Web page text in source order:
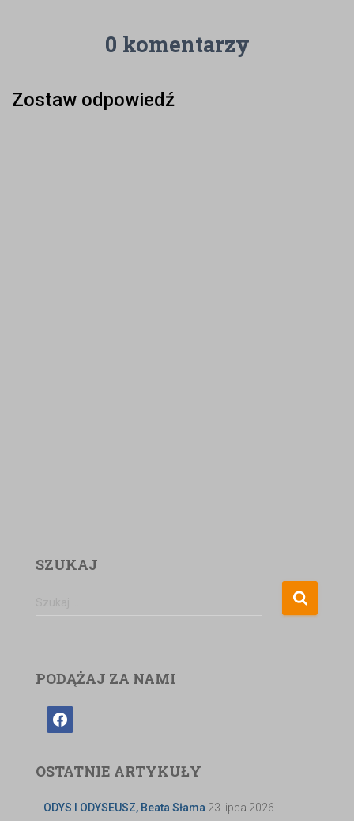
0 komentarzy
Zostaw odpowiedź
SZUKAJ
PODĄŻAJ ZA NAMI
OSTATNIE ARTYKUŁY
ODYS I ODYSEUSZ, Beata Słama 23 lipca 2026